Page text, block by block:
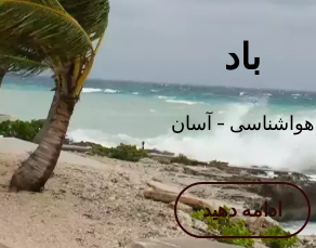
باد
هواشناسی - آسان
ادامه دهید